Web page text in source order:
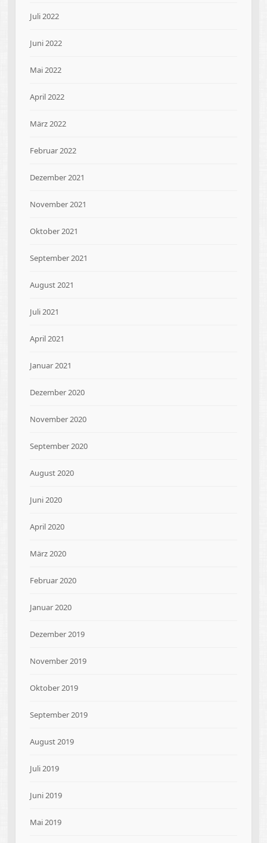
Juli 2022
Juni 2022
Mai 2022
April 2022
März 2022
Februar 2022
Dezember 2021
November 2021
Oktober 2021
September 2021
August 2021
Juli 2021
April 2021
Januar 2021
Dezember 2020
November 2020
September 2020
August 2020
Juni 2020
April 2020
März 2020
Februar 2020
Januar 2020
Dezember 2019
November 2019
Oktober 2019
September 2019
August 2019
Juli 2019
Juni 2019
Mai 2019